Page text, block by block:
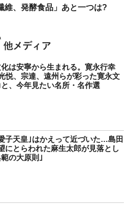
維、発酵食品」あと一つは?
は安寧から生まれる。寛永行幸
悦、宗達、遠州らが彩った寛永文
、今年見たい名所・名作選
子天皇｣はかえって近づいた…島田
にとらわれた麻生太郎が見落とし
の大原則｣